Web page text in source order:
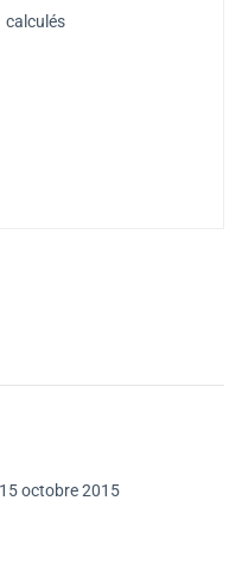
calculés
octobre 2015